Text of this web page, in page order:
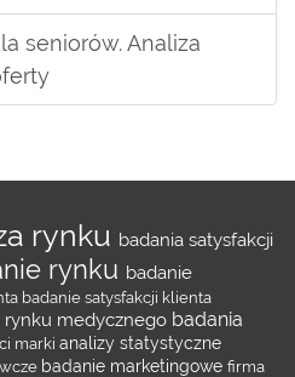
seniorów. Analiza
rynku badania satysfakcji
rynku badanie
badanie satysfakcji klienta
rynku medycznego badania
marki analizy statystyczne
badanie marketingowe firma